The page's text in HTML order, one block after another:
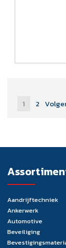
1 2
Aandrijftechniek
Ankerwerk
Automotive
Beveiliging